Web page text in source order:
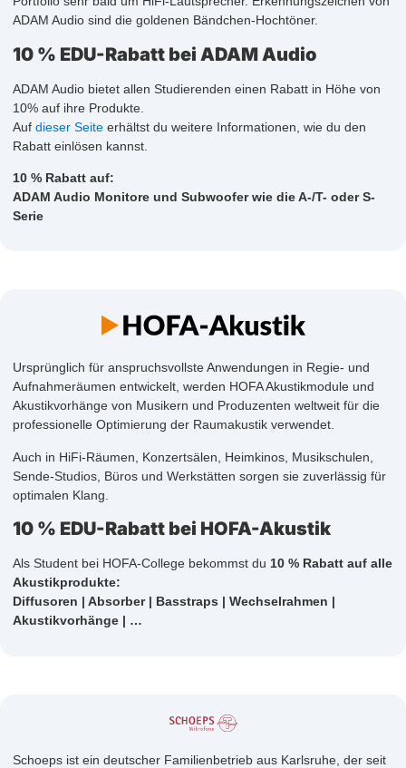
ADAM Audio sind die goldenen Bändchen-Hochtöner.
10 % EDU-Rabatt bei ADAM Audio
ADAM Audio bietet allen Studierenden einen Rabatt in Höhe von
10% auf ihre Produkte.
Auf dieser Seite erhältst du weitere Informationen, wie du den
Rabatt einlösen kannst.
10 % Rabatt auf:
ADAM Audio Monitore und Subwoofer wie die A-/T- oder S-
Serie
Ursprünglich für anspruchsvollste Anwendungen in Regie- und
Aufnahmeräumen entwickelt, werden HOFA Akustikmodule und
Akustikvorhänge von Musikern und Produzenten weltweit für die
professionelle Optimierung der Raumakustik verwendet.
Auch in HiFi-Räumen, Konzertsälen, Heimkinos, Musikschulen,
Sende-Studios, Büros und Werkstätten sorgen sie zuverlässig für
optimalen Klang.
10 % EDU-Rabatt bei HOFA-Akustik
Als Student bei HOFA-College bekommst du 10 % Rabatt auf alle
Akustikprodukte:
Diffusoren | Absorber | Basstraps | Wechselrahmen |
Akustikvorhänge | …
Schoeps ist ein deutscher Familienbetrieb aus Karlsruhe, der seit